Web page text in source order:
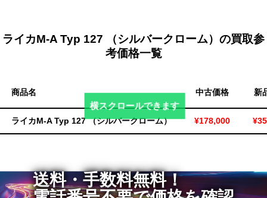
込！
ライカM-A Typ 127 （シルバークローム）の買取参
考価格一覧
商品名 中古価格 新
ライカM-A Typ 127 （シルバークローム） ¥178,000
横スクロールできます
送料・手数料無料！